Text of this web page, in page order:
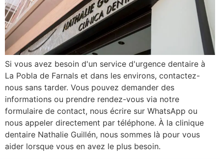
Si vous avez besoin d'un service d'urgence dentaire à
La Pobla de Farnals et dans les environs, contactez-
nous sans tarder. Vous pouvez demander des
informations ou prendre rendez-vous via notre
formulaire de contact, nous écrire sur WhatsApp ou
nous appeler directement par téléphone. À la clinique
dentaire Nathalie Guillén, nous sommes là pour vous
aider lorsque vous en avez le plus besoin.